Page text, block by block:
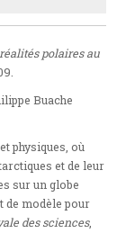
polaires au
Buache
physiques, où
et de leur
sur un globe
de modèle pour
des sciences,